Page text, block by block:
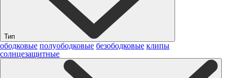
Тип
ободковые полуободковые безободковые клипы
солнцезащитные